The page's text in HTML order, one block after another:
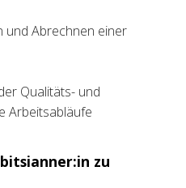
und Abrechnen einer
Qualitäts- und
Arbeitsabläufe
zu